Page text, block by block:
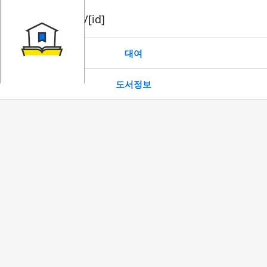
book/rent/[id]
대여
도서정보